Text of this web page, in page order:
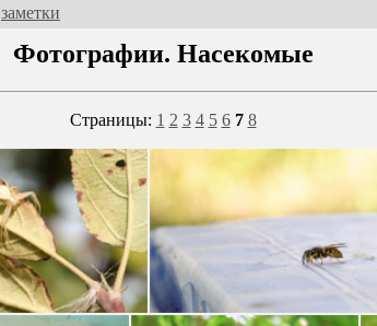
заметки
Фотографии. Насекомые
Страницы: 1 2 3 4 5 6 7 8